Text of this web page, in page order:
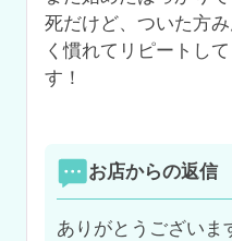
死だけど、ついた方
く慣れてリピートし
す！
お店からの返信
ありがとうございま